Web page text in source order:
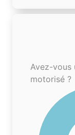
Avez-vous
motorisé ?